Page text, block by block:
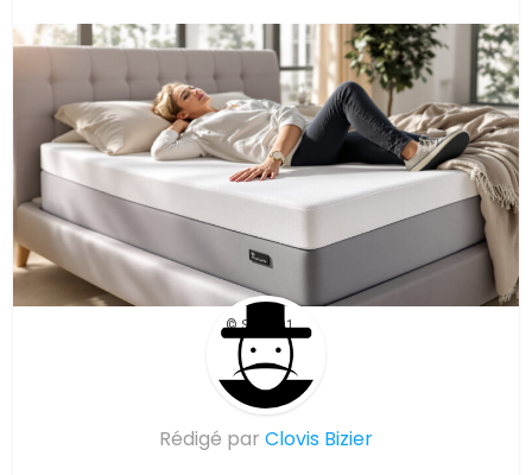
© Suite101
Rédigé par Clovis Bizier